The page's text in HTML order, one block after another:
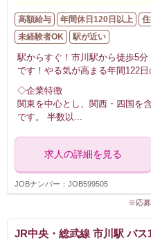
高額給与 年間休日120日以上
未経験者OK
駅が近い
駅からすぐ！市川駅から徒歩5
です！やる気が高まる年間122
◇企業特徴
関東を中心とし、関西・四国を
です。 半数以
求人の詳細を見る
JOBナンバー：JOB599505
※応募
JR中央・総武線 市川駅 バス